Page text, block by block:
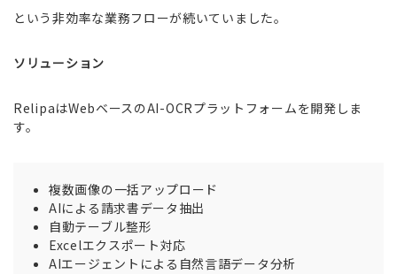
という非効率な業務フローが続いていました。
ソリューション
RelipaはWebベースのAI-OCRプラットフォームを開発しま
す。
複数画像の一括アップロード
AIによる請求書データ抽出
自動テーブル整形
Excelエクスポート対応
AIエージェントによる自然言語データ分析